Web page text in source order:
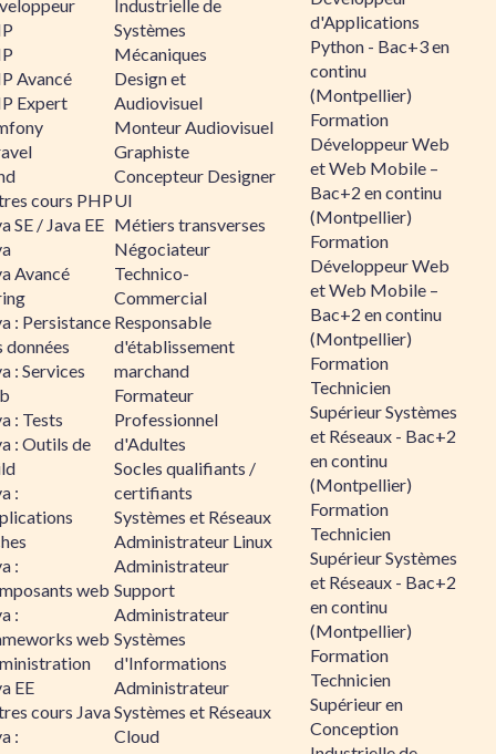
Avancé
Expert
cours PHP
SE / Java EE
Avancé
: Persistance
données
: Services
: Tests
: Outils de
:
:
web
:
web
EE
cours Java
:
Industrielle de
Systèmes
Mécaniques
Design et
Audiovisuel
Monteur Audiovisuel
Graphiste
Concepteur Designer
UI
Métiers transverses
Négociateur
Technico-
Commercial
Responsable
d'établissement
marchand
Formateur
Professionnel
d'Adultes
Socles qualifiants /
certifiants
Systèmes et Réseaux
Administrateur Linux
Administrateur
Support
Administrateur
Systèmes
d'Informations
Administrateur
Systèmes et Réseaux
Cloud
d'Applications
Python - Bac+3 en
continu
(Montpellier)
Formation
Développeur Web
et Web Mobile –
Bac+2 en continu
(Montpellier)
Formation
Développeur Web
et Web Mobile –
Bac+2 en continu
(Montpellier)
Formation
Technicien
Supérieur Systèmes
et Réseaux - Bac+2
en continu
(Montpellier)
Formation
Technicien
Supérieur Systèmes
et Réseaux - Bac+2
en continu
(Montpellier)
Formation
Technicien
Supérieur en
Conception